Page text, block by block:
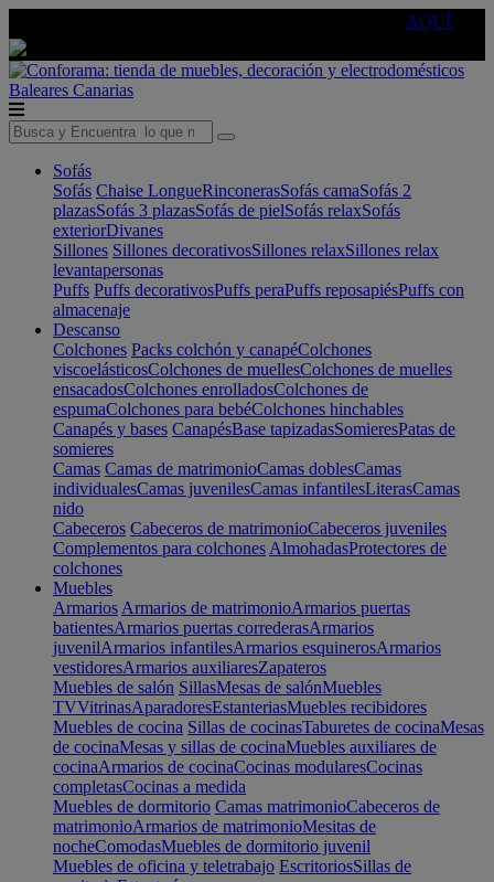
AQUÍ
Baleares Canarias
Sofás
Sofás Chaise LongueRinconerasSofás camaSofás 2
plazasSofás 3 plazasSofás de pielSofás relaxSofás
exteriorDivanes
Sillones Sillones decorativosSillones relaxSillones relax
levantapersonas
Puffs Puffs decorativosPuffs peraPuffs reposapiésPuffs con
almacenaje
Descanso
Colchones Packs colchón y canapéColchones
viscoelásticosColchones de muellesColchones de muelles
ensacadosColchones enrolladosColchones de
espumaColchones para bebéColchones hinchables
Canapés y bases CanapésBase tapizadasSomieresPatas de
somieres
Camas Camas de matrimonioCamas doblesCamas
individualesCamas juvenilesCamas infantilesLiterasCamas
nido
Cabeceros Cabeceros de matrimonioCabeceros juveniles
Complementos para colchones AlmohadasProtectores de
colchones
Muebles
Armarios Armarios de matrimonioArmarios puertas
batientesArmarios puertas correderasArmarios
juvenilArmarios infantilesArmarios esquinerosArmarios
vestidoresArmarios auxiliaresZapateros
Muebles de salón SillasMesas de salónMuebles
TVVitrinasAparadoresEstanteriasMuebles recibidores
Muebles de cocina Sillas de cocinasTaburetes de cocinaMesas
de cocinaMesas y sillas de cocinaMuebles auxiliares de
cocinaArmarios de cocinaCocinas modularesCocinas
completasCocinas a medida
Muebles de dormitorio Camas matrimonioCabeceros de
matrimonioArmarios de matrimonioMesitas de
nocheComodasMuebles de dormitorio juvenil
Muebles de oficina y teletrabajo EscritoriosSillas de